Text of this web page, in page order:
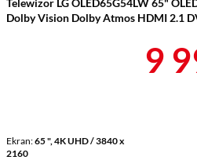
Dolby Vision Dolby Atmos HDMI 2.1
Ekran 65 ", 4K UHD / 3840 x
2160
9